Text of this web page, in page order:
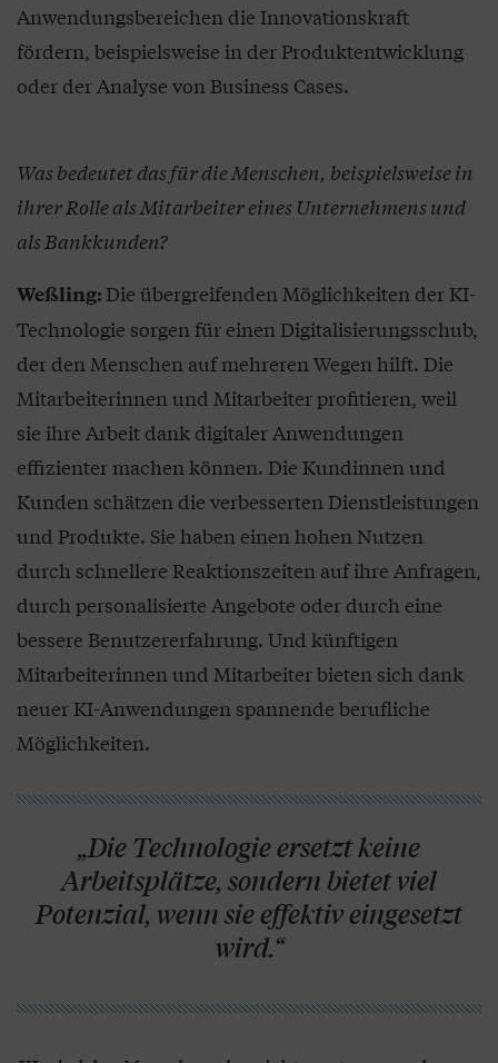
Anwendungsbereichen die Innovationskraft
fördern, beispielsweise in der Produktentwicklung
oder der Analyse von Business Cases.
Was bedeutet das für die Menschen, beispielsweise in
ihrer Rolle als Mitarbeiter eines Unternehmens und
als Bankkunden?
Weßling:Die übergreifenden Möglichkeiten der KI-
Technologie sorgen für einen Digitalisierungsschub,
der den Menschen auf mehreren Wegen hilft. Die
Mitarbeiterinnen und Mitarbeiter profitieren, weil
sie ihre Arbeit dank digitaler Anwendungen
effizienter machen können. Die Kundinnen und
Kunden schätzen die verbesserten Dienstleistungen
und Produkte. Sie haben einen hohen Nutzen
durch schnellere Reaktionszeiten auf ihre Anfragen,
durch personalisierte Angebote oder durch eine
bessere Benutzererfahrung. Und künftigen
Mitarbeiterinnen und Mitarbeiter bieten sich dank
neuer KI-Anwendungen spannende berufliche
Möglichkeiten.
„Die Technologie ersetzt keine
Arbeitsplätze, sondern bietet viel
Potenzial, wenn sie effektiv eingesetzt
wird.“